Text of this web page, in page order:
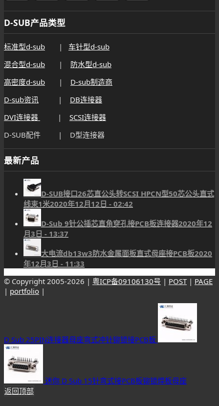
D-SUB产品类型
标准型d-sub | 车针型d-sub
混合型d-sub | 防水型d-sub
高密度d-sub | D-sub制造商
D-sub资讯 | DB连接器
DVI连接器
| SCSI连接器
D-SUB配件 | D型连接器
最新产品
D-SUB接口26芯直公头转SCSI HPCN型50芯公头直式
线束1米2020年12月12日 - 02:42
D-Sub 9针公插芯直角穿孔接PCB板连接器2020年12
月3日 - 13:37
大电流db13w3防水金属面板直式母座接PCB板2020
年12月3日 - 11:33
© Copyright 2005-2026 | 粤ICP备09106130号 | POST| PAGE
| portfolio |
D Sub 25PIN连接器母座弯式冲针铆锁接PCB板
迷你 D Sub 15针弯式接PCB板铆锁焊板母座
返回顶部